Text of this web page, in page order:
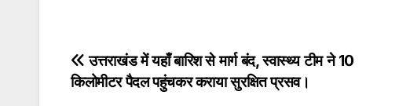
s
A
e
b
er l
s
e
e
Post
navigation
उत्तराखंड में यहाँ बारिश से मार्ग बंद, स्वास्थ्य टीम ने 10
किलोमीटर पैदल पहुंचकर कराया सुरक्षित प्रसव।